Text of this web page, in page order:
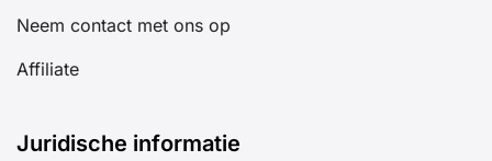
Neem contact met ons op
Affiliate
Juridische informatie